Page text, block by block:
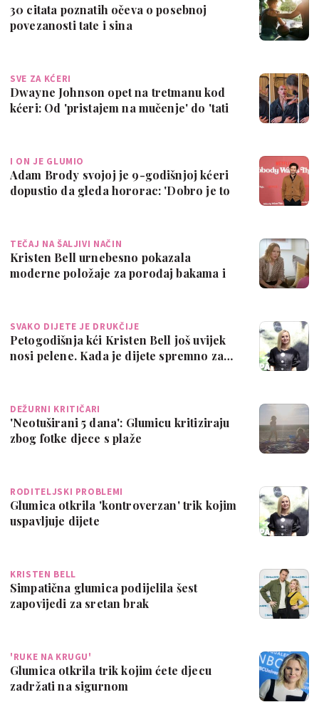
30 citata poznatih očeva o posebnoj
povezanosti tate i sina
SVE ZA KĆERI
Dwayne Johnson opet na tretmanu kod
kćeri: Od 'pristajem na mučenje' do 'tati
I ON JE GLUMIO
Adam Brody svojoj je 9-godišnjoj kćeri
dopustio da gleda hororac: 'Dobro je to
TEČAJ NA ŠALJIVI NAČIN
Kristen Bell urnebesno pokazala
moderne položaje za porođaj bakama i
SVAKO DIJETE JE DRUKČIJE
Petogodišnja kći Kristen Bell još uvijek
nosi pelene. Kada je dijete spremno za…
DEŽURNI KRITIČARI
'Neotuširani 5 dana': Glumicu kritiziraju
zbog fotke djece s plaže
RODITELJSKI PROBLEMI
Glumica otkrila 'kontroverzan' trik kojim
uspavljuje dijete
KRISTEN BELL
Simpatična glumica podijelila šest
zapovijedi za sretan brak
'RUKE NA KRUGU'
Glumica otkrila trik kojim ćete djecu
zadržati na sigurnom